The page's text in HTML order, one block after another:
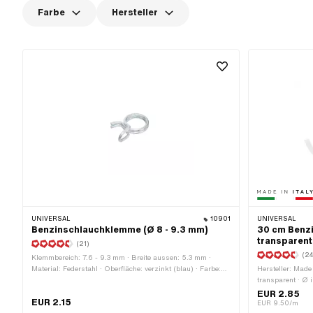
Farbe Hersteller
UNIVERSAL 10901
Benzinschlauchklemme (Ø 8 - 9.3 mm)
(21)
Klemmbereich: 7.6 - 9.3 mm · Breite aussen: 5.3 mm ·
Material: Federstahl · Oberfläche: verzinkt (blau) · Farbe:
EUR 2.15
UNIVERSAL
30 cm
transparent
Hersteller:
transparent · Ø
EUR 2.85
EUR 9.50/m